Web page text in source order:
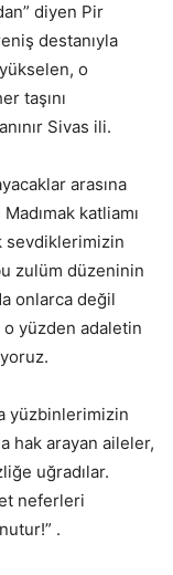
diyen Pir
destanıyla
yükselen, o
taşını
Sivas ili.
arasına
katliamı
sevdiklerimizin
zulüm düzeninin
onlarca değil
o yüzden adaletin
yüzbinlerimizin
hak arayan aileler,
uğradılar.
neferleri
.